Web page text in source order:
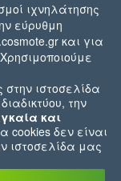
ιχνηλάτησης
εύρυθμη
και για
ιστοσελίδα
την
και
cookies δεν είναι
ιστοσελίδα μας
που αφορούν